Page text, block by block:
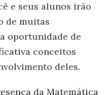
e seus alunos irão
de muitas
oportunidade de
conceitos
deles.
da Matemática